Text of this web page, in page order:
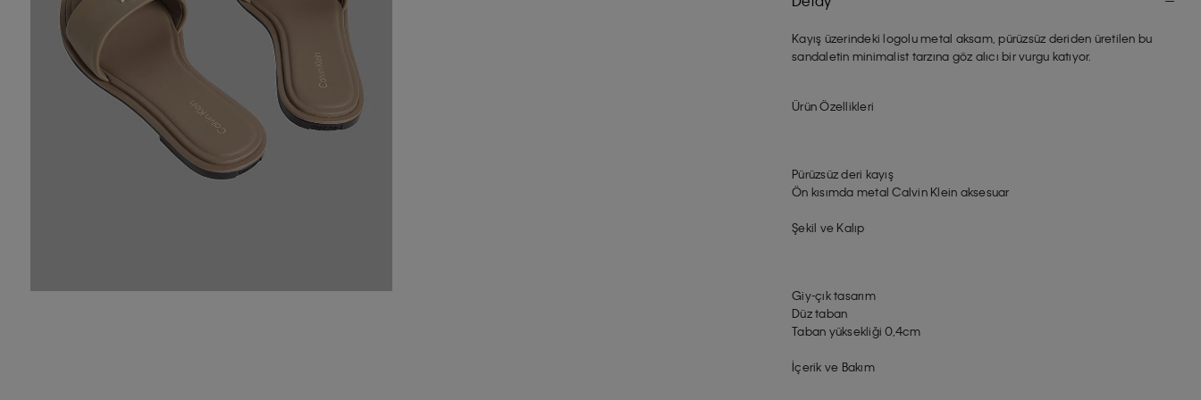
Kayış üzerindeki logolu metal aksam, pürüzsüz deriden üretilen bu
sandaletin minimalist tarzına göz alıcı bir vurgu katıyor.
Ürün Özellikleri
Pürüzsüz deri kayış
Ön kısımda metal Calvin Klein aksesuar
Şekil ve Kalıp
Giy-çık tasarım
Düz taban
Taban yüksekliği 0,4cm
İçerik ve Bakım